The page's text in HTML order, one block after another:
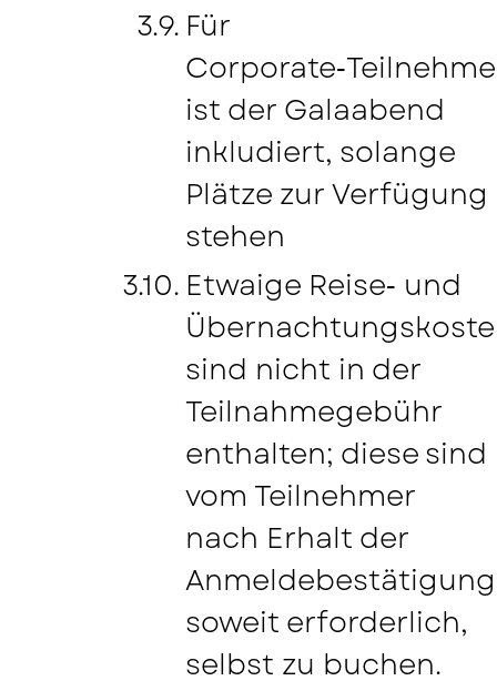
Für
ist der Galaabend
inkludiert, solange
Plätze zur Verfügung
stehen
Etwaige Reise‑ und
sind nicht in der
Teilnahmegebühr
enthalten; diese sind
vom Teilnehmer
nach Erhalt der
soweit erforderlich,
selbst zu buchen.